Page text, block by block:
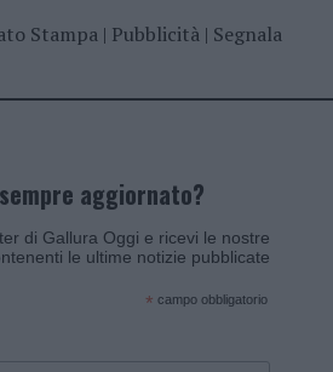
Stampa| Pubblicità| Segnala
aggiornato?
di Gallura Oggi e ricevi le nostre
le ultime notizie pubblicate
* campo obbligatorio